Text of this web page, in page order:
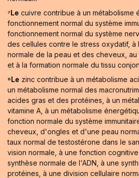
⁷Le cuivre contribue à un métabolisme
fonctionnement normal du système
fonctionnement normal du système
des cellules contre le stress oxydatif, à
normale de la peau et des cheveux,
et à la formation normale du tissu
⁸Le zinc contribue à un métabolisme
un métabolisme normal des
acides gras et des protéines, à un
vitamine A, à un métabolisme
fonction normale du système
cheveux, d'ongles et d'une peau
taux normal de testostérone dans le
vision normale, à une fonction
synthèse normale de l'ADN, à une
protéines, à une division cellulaire